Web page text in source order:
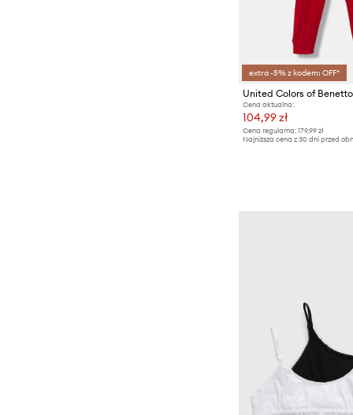
extra -5% z kodem: OFF*
Cena aktualna:
104,99 zł
Cena regularna: 179,99 zł
Najniższa cena z 30 dni przed